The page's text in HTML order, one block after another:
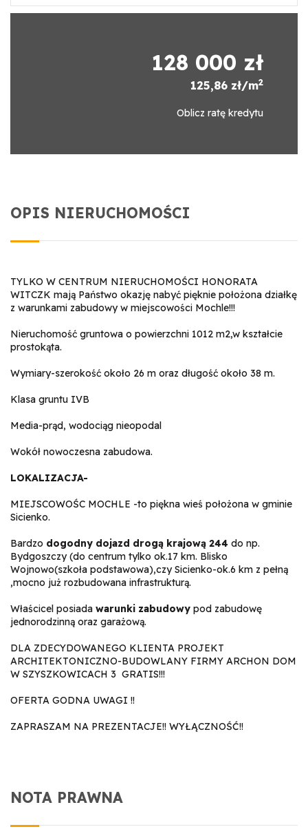
128 000 zł
125,86 zł/m2
Oblicz ratę kredytu
OPIS NIERUCHOMOŚCI
TYLKO W CENTRUM NIERUCHOMOŚCI HONORATA
WITCZK mają Państwo okazję nabyć pięknie położona działkę
z warunkami zabudowy w miejscowości Mochle!!!
Nieruchomość gruntowa o powierzchni 1012 m2,w kształcie
prostokąta.
Wymiary-szerokość około 26 m oraz długość około 38 m.
Klasa gruntu IVB
Media-prąd, wodociąg nieopodal
Wokół nowoczesna zabudowa.
LOKALIZACJA-
MIEJSCOWOŚC MOCHLE -to piękna wieś położona w gminie
Sicienko.
Bardzo dogodny dojazd drogą krajową 244 do np.
Bydgoszczy (do centrum tylko ok.17 km. Blisko
Wojnowo(szkoła podstawowa),czy Sicienko-ok.6 km z pełną
,mocno już rozbudowana infrastrukturą.
Właścicel posiada warunki zabudowy pod zabudowę
jednorodzinną oraz garażową.
DLA ZDECYDOWANEGO KLIENTA PROJEKT
ARCHITEKTONICZNO-BUDOWLANY FIRMY ARCHON DOM
W SZYSZKOWICACH 3 GRATIS!!!
OFERTA GODNA UWAGI !!
ZAPRASZAM NA PREZENTACJE!! WYŁĄCZNOŚĆ!!
NOTA PRAWNA